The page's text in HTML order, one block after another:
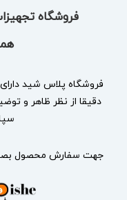
فروشگاه
فروشگاه پلاس شید
دقیقا از نظر ظاهر و
جهت سفارش محصول بصورت عمده